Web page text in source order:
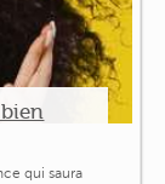
qui saura